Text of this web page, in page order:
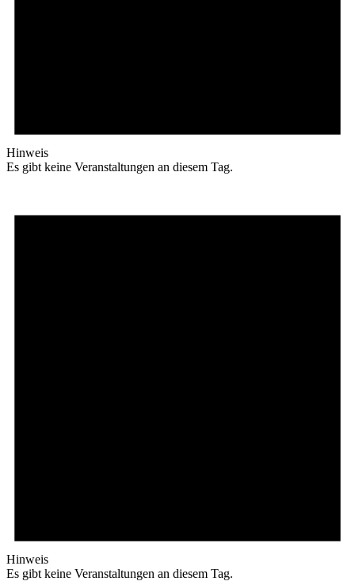
Hinweis
Es gibt keine Veranstaltungen an diesem Tag.
Hinweis
Es gibt keine Veranstaltungen an diesem Tag.